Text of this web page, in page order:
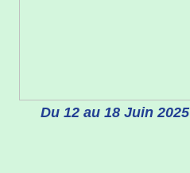
Du 12 au 18 Juin 2025